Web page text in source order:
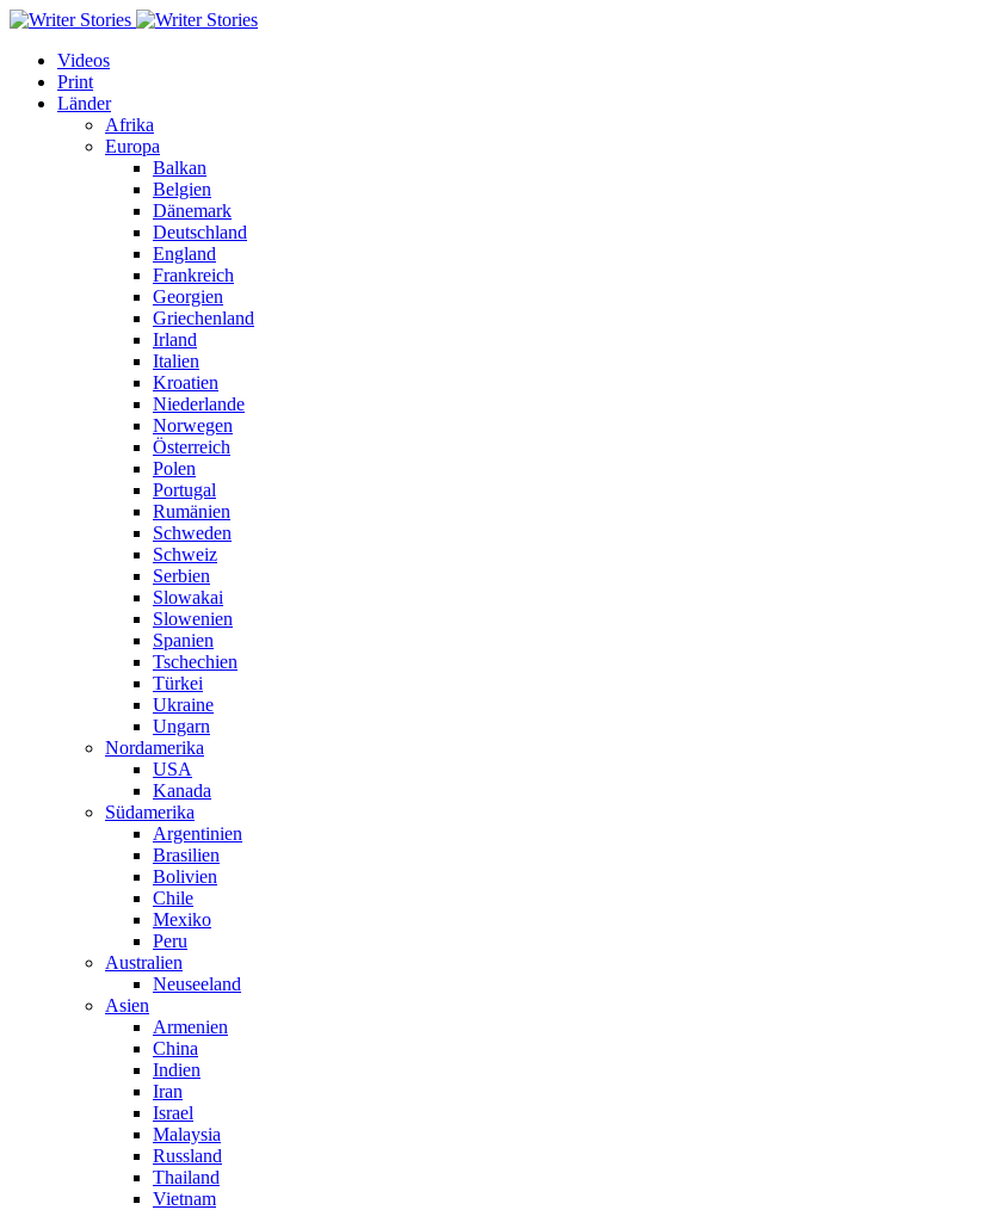
Videos
Print
Länder
Afrika
Europa
Balkan
Belgien
Dänemark
Deutschland
England
Frankreich
Georgien
Griechenland
Irland
Italien
Kroatien
Niederlande
Norwegen
Österreich
Polen
Portugal
Rumänien
Schweden
Schweiz
Serbien
Slowakai
Slowenien
Spanien
Tschechien
Türkei
Ukraine
Ungarn
Nordamerika
USA
Kanada
Südamerika
Argentinien
Brasilien
Bolivien
Chile
Mexiko
Peru
Australien
Neuseeland
Asien
Armenien
China
Indien
Iran
Israel
Malaysia
Russland
Thailand
Vietnam